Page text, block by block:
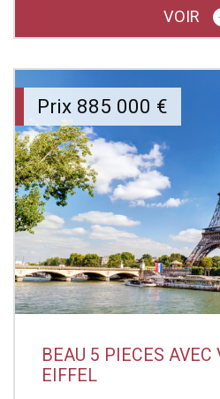
VOIR
Prix 885 000 €
BEAU 5 PIECES AVEC
EIFFEL